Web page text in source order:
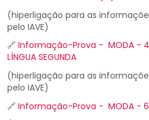
(hiperligação para as
pelo IAVE)
🔗 Informação-Prova - MODA -
LÍNGUA SEGUNDA
(hiperligação para as
pelo IAVE)
🔗 Informação-Prova - MODA -